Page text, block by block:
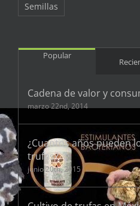
Semillas
Popular
Cadena de valor y
marzo 22nd, 2014
¿Cuantos años pueden
trufas?
junio 20th, 2015